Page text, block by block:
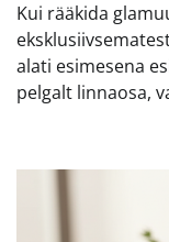
Kui rääkida
alati esimesena
pelgalt linnaosa,